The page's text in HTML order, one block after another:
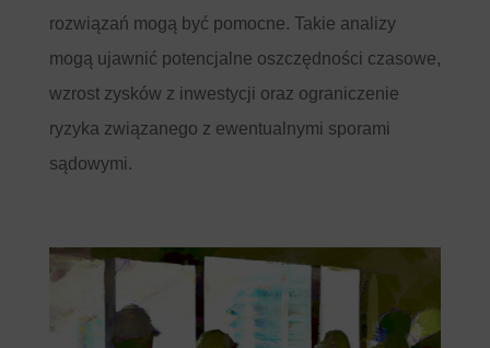
rozwiązań mogą być pomocne. Takie analizy
mogą ujawnić potencjalne oszczędności czasowe,
wzrost zysków z inwestycji oraz ograniczenie
ryzyka związanego z ewentualnymi sporami
sądowymi.